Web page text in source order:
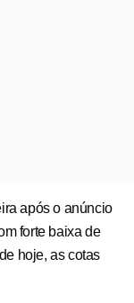
após o anúncio
forte baixa de
hoje, as cotas